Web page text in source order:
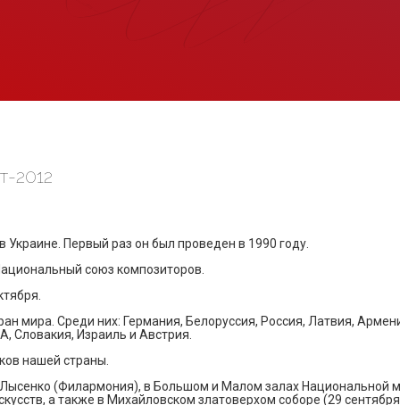
2012
Первый раз он был проведен в 1990 году.
союз композиторов.
мира. Среди них: Германия, Белоруссия, Россия, Латвия,
Израиль и Австрия.
нашей страны.
(Филармония), в Большом и Малом залах Национальной
а также в Михайловском златоверхом соборе (29